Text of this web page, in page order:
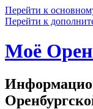
Перейти к
Перейти к
Моё